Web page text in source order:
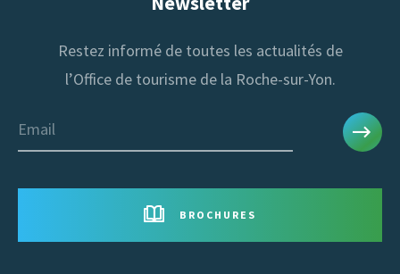
Restez informé de toutes les actualités de
l’Office de tourisme de la Roche-sur-Yon.
Email
BROCHURES